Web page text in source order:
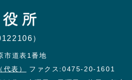
）
市道表1番地
表）
ファクス:0475-20-1601